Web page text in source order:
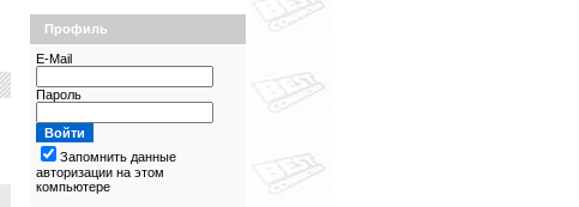
Профиль
E-Mail
Пароль
Запомнить данные
авторизации на этом
компьютере